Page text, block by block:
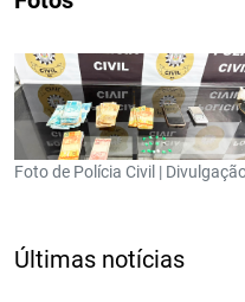
Foto de Polícia Civil |
Últimas notícias